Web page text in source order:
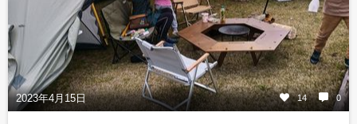
2023年4月15日 14 0